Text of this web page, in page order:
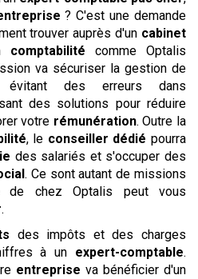
? C'est une demande
trouver auprès d'un cabinet
comptabilité comme Optalis
va sécuriser la gestion de
des erreurs dans
des solutions pour réduire
votre rémunération. Outre la
, le conseiller dédié pourra
des salariés et s'occuper des
. Ce sont autant de missions
de chez Optalis peut vous
.
des impôts et des charges
à un expert-comptable.
entreprise va bénéficier d'un